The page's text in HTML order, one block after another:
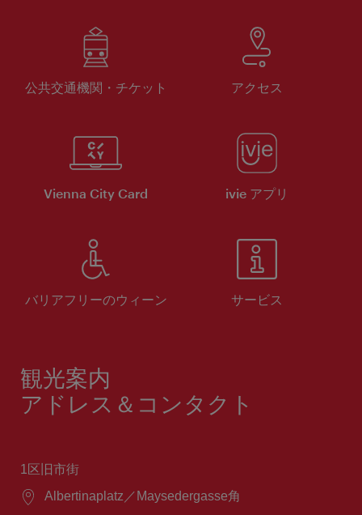
公共交通機関・チケット アクセス
Vienna City Card ivie アプリ
バリアフリーのウィーン サービス
観光案内
アドレス＆コンタクト
1区旧市街
場
Albertinaplatz／Maysedergasse角